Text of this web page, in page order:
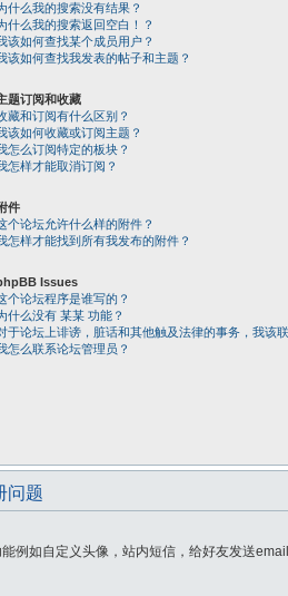
什么我的搜索没有结果？
什么我的搜索返回空白！？
该如何查找某个成员用户？
该如何查找我发表的帖子和主题？
题订阅和收藏
藏和订阅有什么区别？
该如何收藏或订阅主题？
怎么订阅特定的板块？
怎样才能取消订阅？
件
个论坛允许什么样的附件？
怎样才能找到所有我发布的附件？
Issues
个论坛程序是谁写的？
什么没有 某某 功能？
于论坛上诽谤，脏话和其他触及法律的事务，我该
怎么联系论坛管理员？
问题
如自定义头像，站内短信，给好友发送